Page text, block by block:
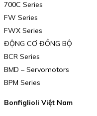
700C Series
FW Series
FWX Series
ĐỘNG CƠ ĐỒNG BỘ
BCR Series
BMD – Servomotors
BPM Series
Bonfiglioli Việt Nam